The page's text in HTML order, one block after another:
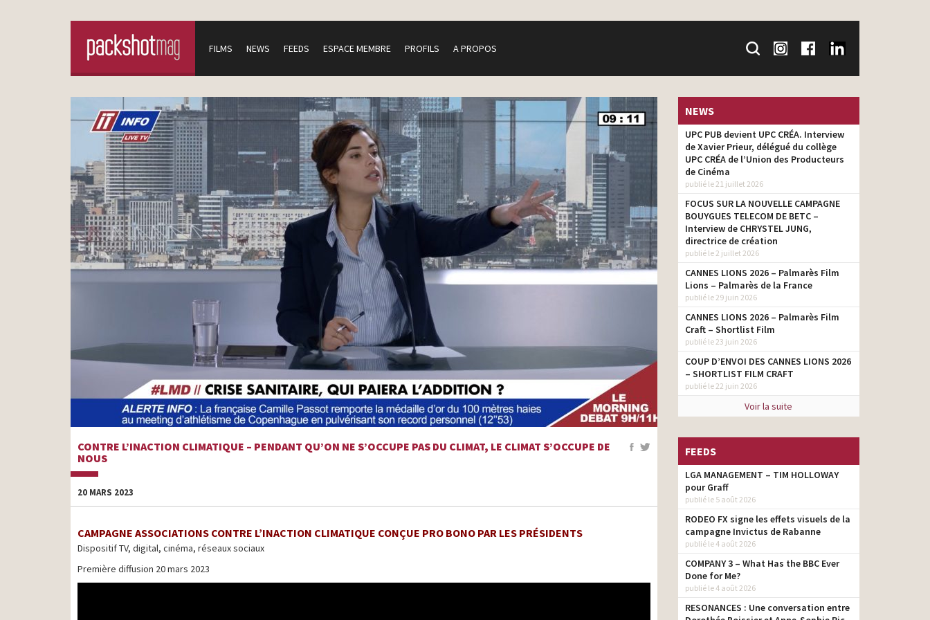
FILMS NEWS FEEDS ESPACE MEMBRE PROFILS A PROPOS
CONTRE L’INACTION CLIMATIQUE – PENDANT QU’ON NE S’OCCUPE PAS DU CLIMAT, LE CLIMAT S’OCCUPE DE
NOUS
20 MARS 2023
CAMPAGNE ASSOCIATIONS CONTRE L’INACTION CLIMATIQUE CONÇUE PRO BONO PAR LES PRÉSIDENTS
Dispositif TV, digital, cinéma, réseaux sociaux
Première diffusion 20 mars 2023
NEWS
UPC PUB devient UPC CRÉA. Interview
de Xavier Prieur, délégué du collège
UPC CRÉA de l’Union des Producteurs
de Cinéma
publié le 21 juillet 2026
FOCUS SUR LA NOUVELLE CAMPAGNE
BOUYGUES TELECOM DE BETC –
Interview de CHRYSTEL JUNG,
directrice de création
publié le 2 juillet 2026
CANNES LIONS 2026 – Palmarès Film
Lions – Palmarès de la France
publié le 29 juin 2026
CANNES LIONS 2026 – Palmarès Film
Craft – Shortlist Film
publié le 23 juin 2026
COUP D’ENVOI DES CANNES LIONS 2026
– SHORTLIST FILM CRAFT
publié le 22 juin 2026
Voir la suite
FEEDS
LGA MANAGEMENT – TIM HOLLOWAY
pour Graff
publié le 5 août 2026
RODEO FX signe les effets visuels de la
campagne Invictus de Rabanne
publié le 4 août 2026
COMPANY 3 – What Has the BBC Ever
Done for Me?
publié le 4 août 2026
RESONANCES : Une conversation entre